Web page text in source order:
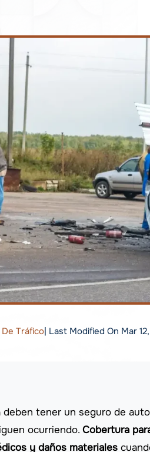
Tráfico| Last Modified On Mar
tener un seguro de
ocurriendo. Cobertura
y daños materiales